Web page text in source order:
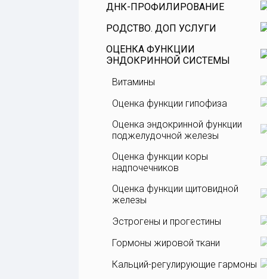
ДНК-ПРОФИЛИРОВАНИЕ
РОДСТВО. ДОП УСЛУГИ
ОЦЕНКА ФУНКЦИИ
ЭНДОКРИННОЙ СИСТЕМЫ
Витамины
Оценка функции гипофиза
Оценка эндокринной функции
поджелудочной железы
Оценка функции коры
надпочечников
Оценка функции щитовидной
железы
Эстрогены и прогестины
Гормоны жировой ткани
Кальций-регулирующие гармоны